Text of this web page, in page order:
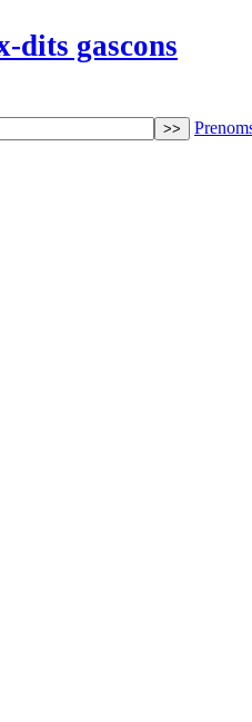
dits gascons